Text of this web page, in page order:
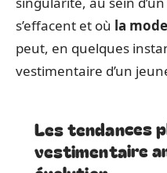
s’effacent et où la
peut, en quelques
vestimentaire d’un
Les tendances
vestimentaire